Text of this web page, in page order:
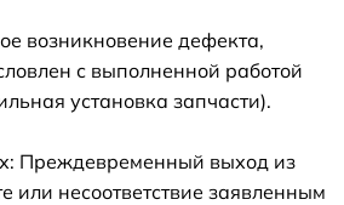
возникновение дефекта,
с выполненной работой
установка запчасти).
Преждевременный выход из
или несоответствие заявленным